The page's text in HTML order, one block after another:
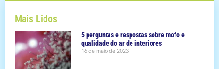
Mais Lidos
5 perguntas e respostas sobre mofo e
qualidade do ar de interiores
16 de maio de 2023